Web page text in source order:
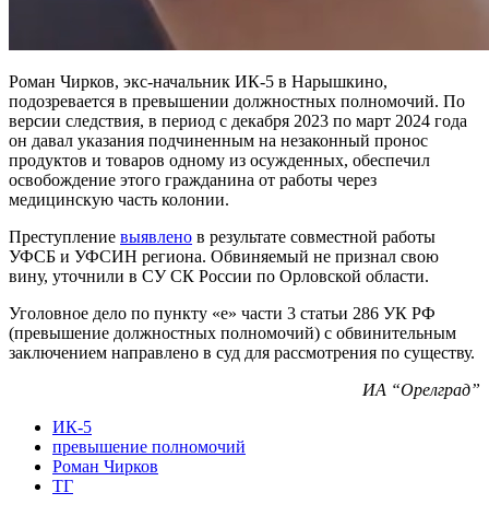
Роман Чирков, экс-начальник ИК-5 в Нарышкино,
подозревается в превышении должностных полномочий. По
версии следствия, в период с декабря 2023 по март 2024 года
он давал указания подчиненным на незаконный пронос
продуктов и товаров одному из осужденных, обеспечил
освобождение этого гражданина от работы через
медицинскую часть колонии.
Преступление выявлено в результате совместной работы
УФСБ и УФСИН региона. Обвиняемый не признал свою
вину, уточнили в СУ СК России по Орловской области.
Уголовное дело по пункту «е» части 3 статьи 286 УК РФ
(превышение должностных полномочий) с обвинительным
заключением направлено в суд для рассмотрения по существу.
ИА “Орелград”
ИК-5
превышение полномочий
Роман Чирков
ТГ